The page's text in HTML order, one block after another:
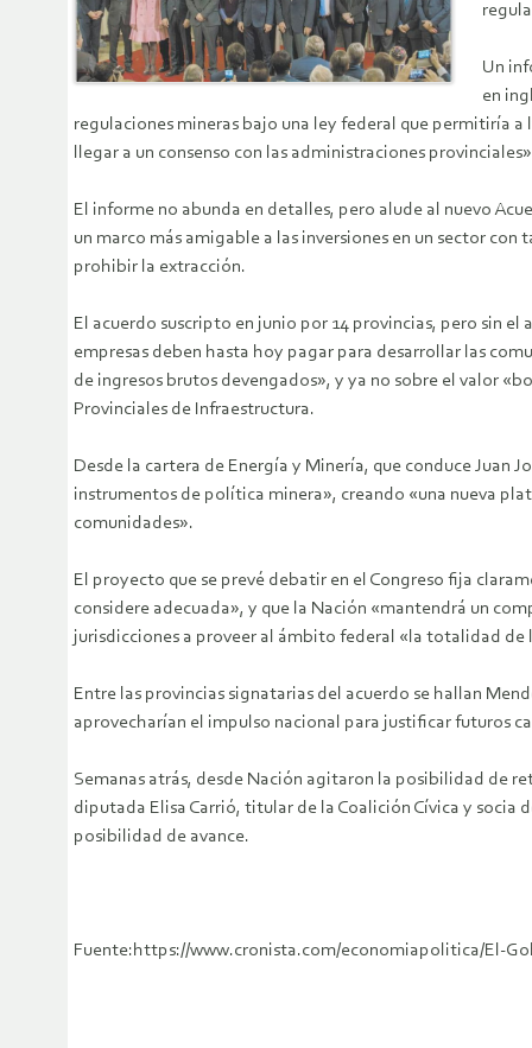
Un
en
regulaciones mineras bajo una ley federal que permitiría
llegar a un consenso con las administraciones
El informe no abunda en detalles, pero alude al nuevo
un marco más amigable a las inversiones en un sector
prohibir la extracción.
El acuerdo suscripto en junio por 14 provincias, pero sin
empresas deben hasta hoy pagar para desarrollar las
de ingresos brutos devengados», y ya no sobre el valor
Provinciales de Infraestructura.
Desde la cartera de Energía y Minería, que conduce Juan
instrumentos de política minera», creando «una nueva
comunidades».
El proyecto que se prevé debatir en el Congreso fija
considere adecuada», y que la Nación «mantendrá un
jurisdicciones a proveer al ámbito federal «la totalidad
Entre las provincias signatarias del acuerdo se hallan
aprovecharían el impulso nacional para justificar futuros
Semanas atrás, desde Nación agitaron la posibilidad de
diputada Elisa Carrió, titular de la Coalición Cívica y
posibilidad de avance.
Fuente:https://www.cronista.com/economiapolitica/El-